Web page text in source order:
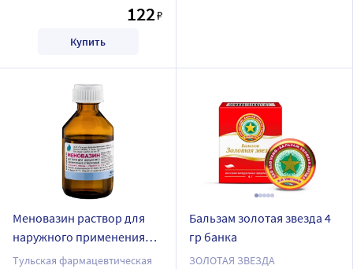
122₽
Купить
Меновазин раствор для
наружного применения
спиртовой 40 мл флакон
Тульская фармацевтическая
Бальзам золотая звезда 4
гр банка
ЗОЛОТАЯ ЗВЕЗДА